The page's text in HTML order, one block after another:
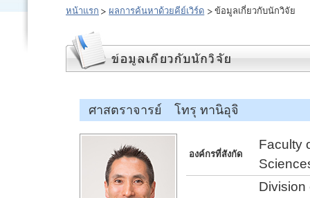
หน้าแรก ผลการค้นหาด้วยคีย์เวิร์ด ข้อมูลเกี่ยวกับนักวิจัย
ศาสตราจารย์ โทรุ ทานิอุจิ
องค์กรที่สังกัด
Faculty
Division